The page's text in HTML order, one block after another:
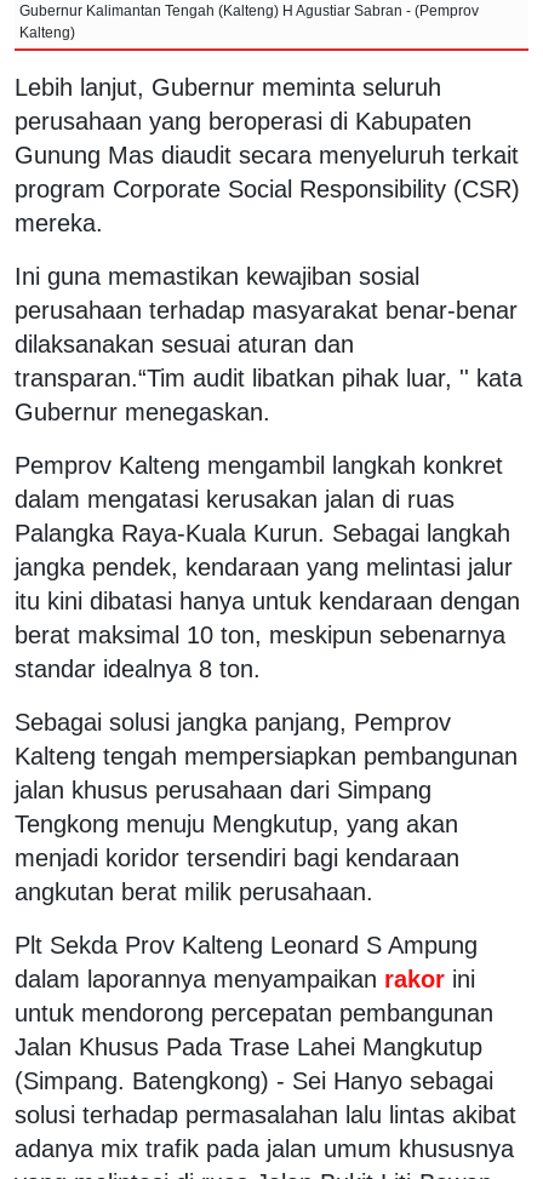
Gubernur Kalimantan Tengah (Kalteng) H Agustiar Sabran - (Pemprov
Kalteng)
Lebih lanjut, Gubernur meminta seluruh
perusahaan yang beroperasi di Kabupaten
Gunung Mas diaudit secara menyeluruh terkait
program Corporate Social Responsibility (CSR)
mereka.
Ini guna memastikan kewajiban sosial
perusahaan terhadap masyarakat benar-benar
dilaksanakan sesuai aturan dan
transparan.“Tim audit libatkan pihak luar, '' kata
Gubernur menegaskan.
Pemprov Kalteng mengambil langkah konkret
dalam mengatasi kerusakan jalan di ruas
Palangka Raya-Kuala Kurun. Sebagai langkah
jangka pendek, kendaraan yang melintasi jalur
itu kini dibatasi hanya untuk kendaraan dengan
berat maksimal 10 ton, meskipun sebenarnya
standar idealnya 8 ton.
Sebagai solusi jangka panjang, Pemprov
Kalteng tengah mempersiapkan pembangunan
jalan khusus perusahaan dari Simpang
Tengkong menuju Mengkutup, yang akan
menjadi koridor tersendiri bagi kendaraan
angkutan berat milik perusahaan.
Plt Sekda Prov Kalteng Leonard S Ampung
dalam laporannya menyampaikan rakor ini
untuk mendorong percepatan pembangunan
Jalan Khusus Pada Trase Lahei Mangkutup
(Simpang. Batengkong) - Sei Hanyo sebagai
solusi terhadap permasalahan lalu lintas akibat
adanya mix trafik pada jalan umum khususnya